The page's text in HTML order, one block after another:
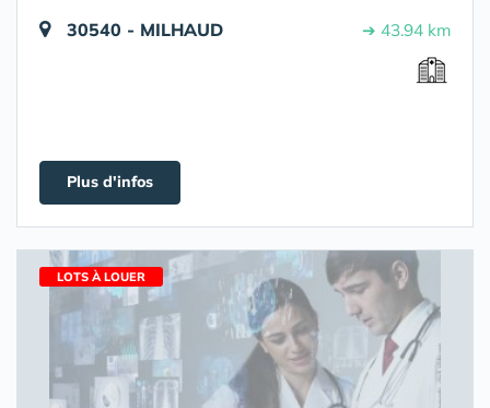
30540 - MILHAUD ➔ 43.94 km
Plus d'infos
LOTS À LOUER